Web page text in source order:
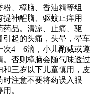
、樟脑、香油精等组
神醒脑、驱蚊止痒用
药品。清凉、止痛、驱
引起的头痛，头晕，晕车
次4—6滴，小儿酌减或遵
。否则樟脑会随气味透过
和三岁以下儿童慎用，皮
时注意不要将药误入眼
。